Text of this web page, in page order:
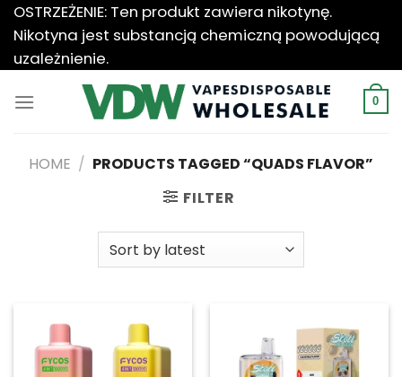
Przewiń
do
zawartości
OSTRZEŻENIE: Ten produkt zawiera nikotynę.
Nikotyna jest substancją chemiczną powodującą
uzależnienie.
0
HOME / PRODUCTS TAGGED “QUADS FLAVOR”
FILTER